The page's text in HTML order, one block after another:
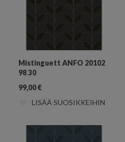
Mistinguett ANFO 20102
98 30
99,00€
LISÄÄ SUOSIKKEIHIN